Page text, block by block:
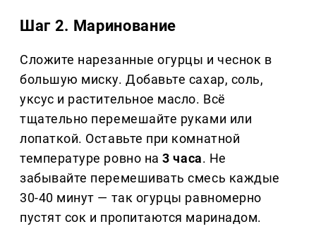
Шаг 2. Маринование
Сложите нарезанные огурцы и чеснок в
большую миску. Добавьте сахар, соль,
уксус и растительное масло. Всё
тщательно перемешайте руками или
лопаткой. Оставьте при комнатной
температуре ровно на3 часа. Не
забывайте перемешивать смесь каждые
30-40 минут — так огурцы равномерно
пустят сок и пропитаются маринадом.